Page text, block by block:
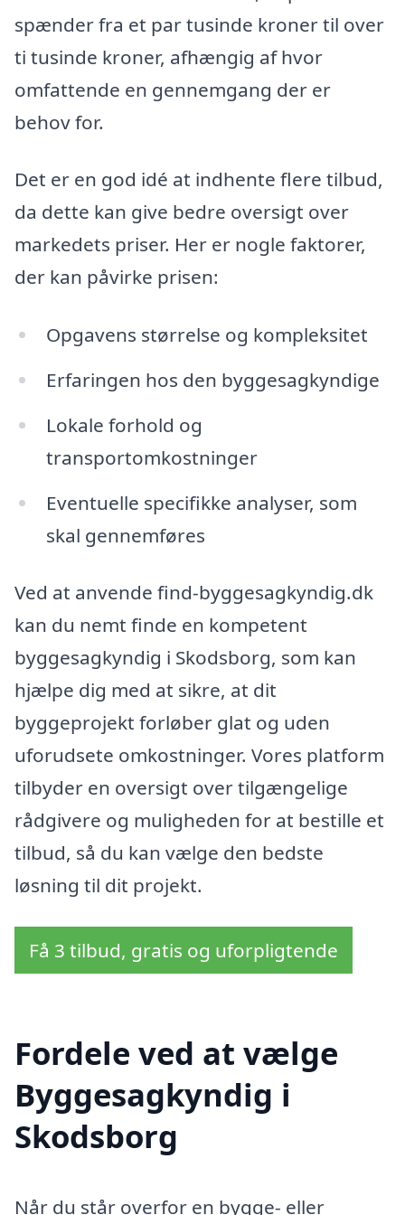
spænder fra et par tusinde kroner til over
ti tusinde kroner, afhængig af hvor
omfattende en gennemgang der er
behov for.
Det er en god idé at indhente flere tilbud,
da dette kan give bedre oversigt over
markedets priser. Her er nogle faktorer,
der kan påvirke prisen:
Opgavens størrelse og kompleksitet
Erfaringen hos den byggesagkyndige
Lokale forhold og
transportomkostninger
Eventuelle specifikke analyser, som
skal gennemføres
Ved at anvende find-byggesagkyndig.dk
kan du nemt finde en kompetent
byggesagkyndig i Skodsborg, som kan
hjælpe dig med at sikre, at dit
byggeprojekt forløber glat og uden
uforudsete omkostninger. Vores platform
tilbyder en oversigt over tilgængelige
rådgivere og muligheden for at bestille et
tilbud, så du kan vælge den bedste
løsning til dit projekt.
Få 3 tilbud, gratis og uforpligtende
Fordele ved at vælge
Byggesagkyndig i
Skodsborg
Når du står overfor en bygge- eller